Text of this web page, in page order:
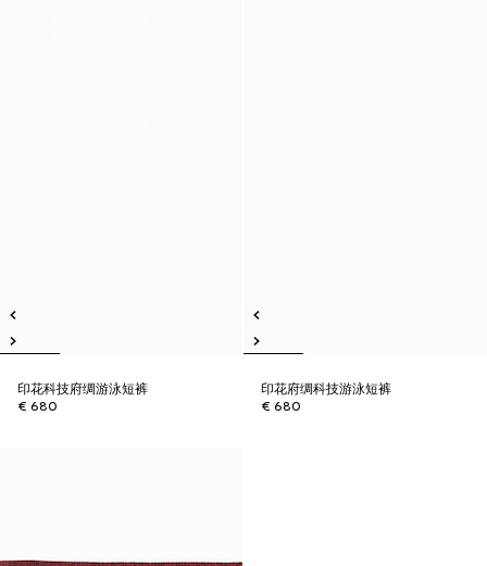
印花科技府绸游泳短裤
€ 680
印花府绸科技游泳短裤
€ 680